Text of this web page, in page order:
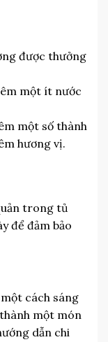
được thưởng
một ít nước
một số thành
hương vị.
trong tủ
để đảm bảo
cách sáng
một món
dẫn chi